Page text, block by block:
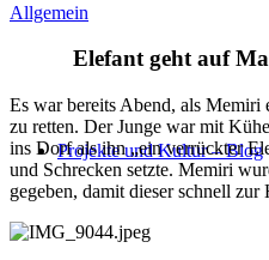
Projekte und Kultur – Blog
Allgemein
Elefant geht auf
Es war bereits Abend, als Memiri
zu retten. Der Junge war mit
ins Dorf als ihn „ein verrückter
und Schrecken setzte. Memiri
gegeben, damit dieser schnell